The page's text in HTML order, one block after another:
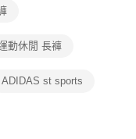
support/home
先享後付」服務完成之交
人之同意方可使用
失，本公司不負相關責
動休閒 長褲
ADIDAS st sports